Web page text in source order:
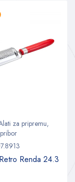
za pripremu,
Renda 24.3